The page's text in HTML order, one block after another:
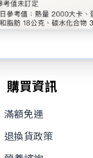
購買資訊
滿額免運
退換貨政策